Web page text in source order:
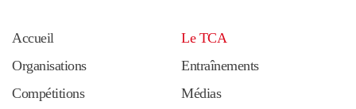
Accueil
Le TCA
Organisations
Entraînements
Compétitions
Médias